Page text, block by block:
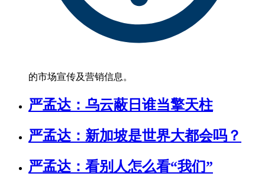
的市场宣传及营销信息。
严孟达：乌云蔽日谁当擎天柱
严孟达：新加坡是世界大都会吗？
严孟达：看别人怎么看“我们”